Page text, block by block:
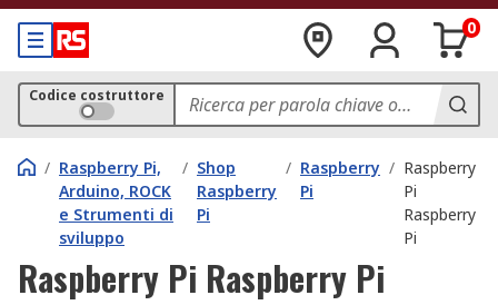
0
Codice costruttore
/ Raspberry Pi,
Arduino, ROCK
e Strumenti di
sviluppo
/ Shop
Raspberry
Pi
/ Raspberry
Pi
/ Raspberry
Pi
Raspberry
Pi
Raspberry Pi Raspberry Pi